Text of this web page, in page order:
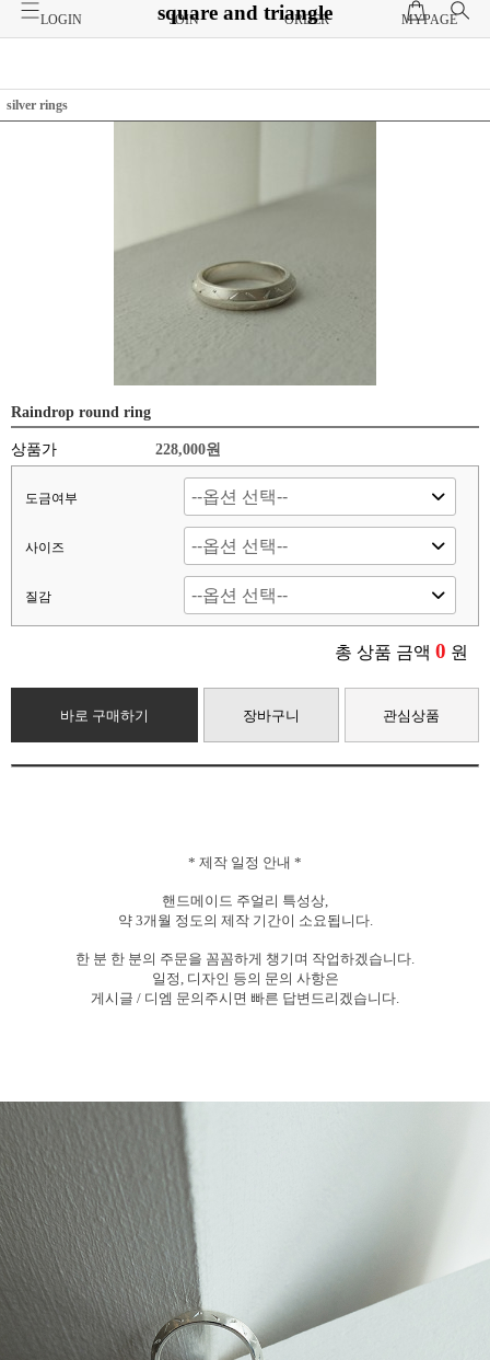
LOGIN JOIN ORDER MYPAGE
square and triangle
silver rings
Raindrop round ring
상품가 228,000원
도금여부
사이즈
질감
총 상품 금액 0 원
바로 구매하기 장바구니 관심상품
* 제작 일정 안내 *
핸드메이드 주얼리 특성상,
약3개월 정도의 제작 기간이 소요됩니다.
한 분 한 분의 주문을 꼼꼼하게 챙기며 작업하겠습니다.
일정, 디자인 등의 문의 사항은
게시글 / 디엠 문의주시면 빠른 답변드리겠습니다.